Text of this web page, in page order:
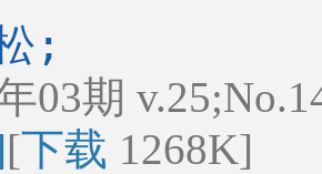
;
03期
[下载 1268K]